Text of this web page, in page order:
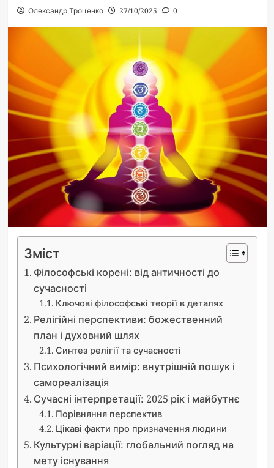
Олександр Троценко 27/10/2025 0
Зміст
Філософські корені: від античності до
сучасності
Ключові філософські теорії в деталях
Релігійні перспективи: божественний
план і духовний шлях
Синтез релігії та сучасності
Психологічний вимір: внутрішній пошук і
самореалізація
Сучасні інтерпретації: 2025 рік і майбутнє
Порівняння перспектив
Цікаві факти про призначення людини
Культурні варіації: глобальний погляд на
мету існування